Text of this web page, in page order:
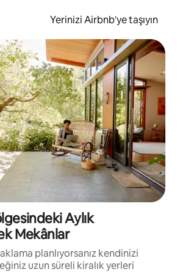
Yerinizi Airbnb'ye taşıyın
Aylık
Mekânlar
planlıyorsanız kendinizi
uzun süreli kiralık yerleri